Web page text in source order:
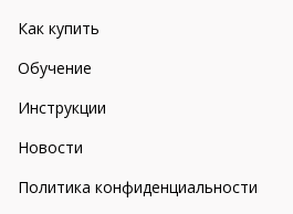
Как купить
Обучение
Инструкции
Новости
Политика конфиденциальности